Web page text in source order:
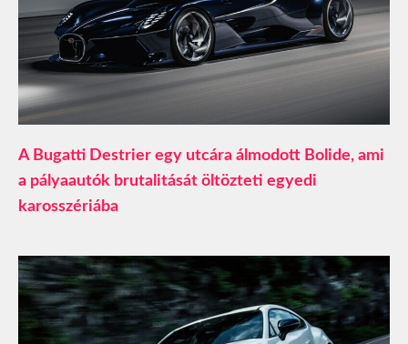
A Bugatti Destrier egy utcára álmodott Bolide, ami
a pályaautók brutalitását öltözteti egyedi
karosszériába